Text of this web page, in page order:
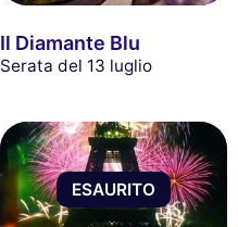
Il Diamante Blu
Serata del 13 luglio
ESAURITO